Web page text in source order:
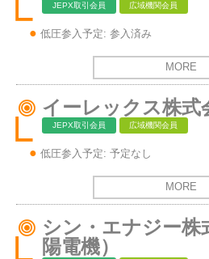
JEPX取引会員 広域機関会員
低圧参入予定: 参入済み
MORE
イーレックス株式
JEPX取引会員 広域機関会員
低圧参入予定: 予定なし
MORE
シン・エナジー株
陽電機）